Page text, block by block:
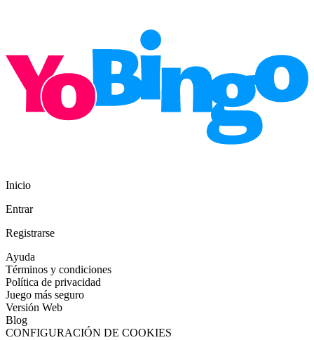
Inicio
Entrar
Registrarse
Ayuda
Términos y condiciones
Política de privacidad
Juego más seguro
Versión Web
Blog
CONFIGURACIÓN DE COOKIES